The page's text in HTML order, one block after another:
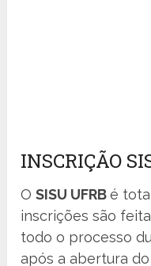
INSCRIÇÃO
OSISU UFRBé
inscrições são
todo o processo
após a abertura